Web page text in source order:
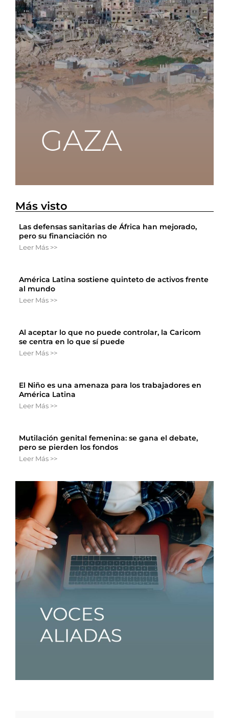
Más visto
Las defensas sanitarias de África han mejorado,
pero su financiación no
Leer Más >>
América Latina sostiene quinteto de activos frente
al mundo
Leer Más >>
Al aceptar lo que no puede controlar, la Caricom
se centra en lo que sí puede
Leer Más >>
El Niño es una amenaza para los trabajadores en
América Latina
Leer Más >>
Mutilación genital femenina: se gana el debate,
pero se pierden los fondos
Leer Más >>